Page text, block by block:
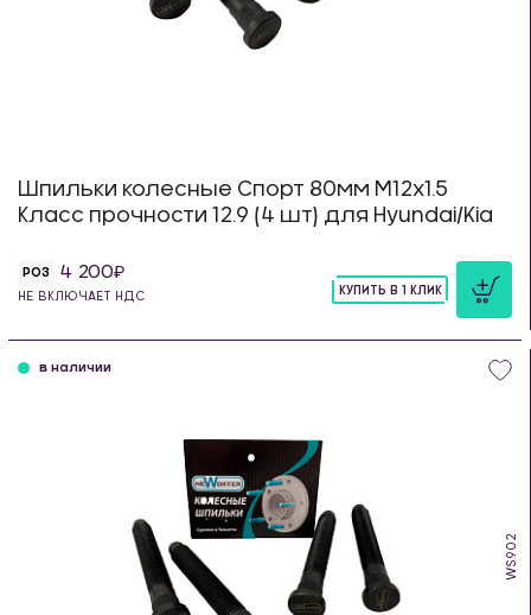
Шпильки колесные Спорт 80мм М12х1.5
Класс прочности 12.9 (4 шт) для Hyundai/Kia
РОЗ 4 200
НЕ ВКЛЮЧАЕТ НДС
КУПИТЬ В 1 КЛИК
WS902
в наличии